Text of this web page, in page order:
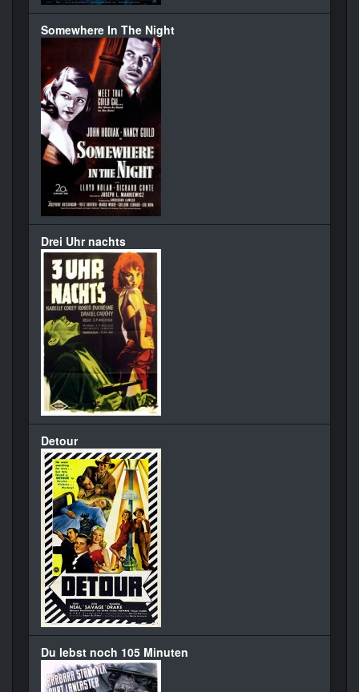
Somewhere In The Night
Drei Uhr nachts
Detour
Du lebst noch 105 Minuten